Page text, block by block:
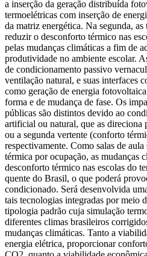
a inserção da geração distribuída
termoelétricas com inserção de
da matriz energética. Na segunda,
reduzir o desconforto térmico nas
pelas mudanças climáticas a fim de
produtividade no ambiente escolar.
de condicionamento passivo
ventilação natural, e suas interfaces
como geração de energia
forma e de mudança de fase. Os
públicas são distintos devido ao
artificial ou natural, que as direciona
ou a segunda vertente (conforto
respectivamente. Como salas de
térmica por ocupação, as mudanças
desconforto térmico nas escolas do
quente do Brasil, o que poderá
condicionado. Será desenvolvida
tais tecnologias integradas por meio
tipologia padrão cuja simulação
diferentes climas brasileiros
mudanças climáticas. Tanto a
energia elétrica, proporcionar